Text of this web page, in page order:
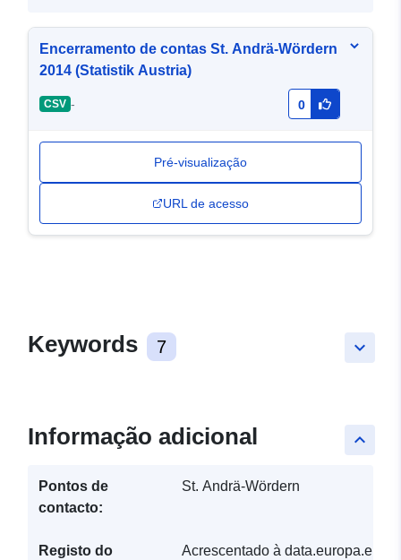
Encerramento de contas St. Andrä-Wördern
2014 (Statistik Austria)
CSV - 0
Pré-visualização
URL de acesso
keyboard_arrow_down
Keywords 7
keyboard_arrow_up
Informação adicional
Pontos de
contacto:
St. Andrä-Wördern
Registo do
Acrescentado à data.europa.eu: